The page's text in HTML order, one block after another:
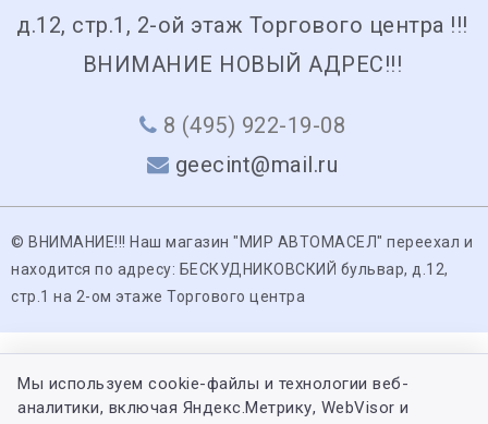
д.12, стр.1, 2-ой этаж Торгового центра !!!
ВНИМАНИЕ НОВЫЙ АДРЕС!!!
8 (495) 922-19-08
geecint@mail.ru
© ВНИМАНИЕ!!! Наш магазин "МИР АВТОМАСЕЛ" переехал и
находится по адресу: БЕСКУДНИКОВСКИЙ бульвар, д.12,
стр.1 на 2-ом этаже Торгового центра
Мы используем cookie-файлы и технологии веб-
аналитики, включая Яндекс.Метрику, WebVisor и